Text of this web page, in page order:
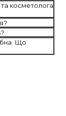
косметолога
Що